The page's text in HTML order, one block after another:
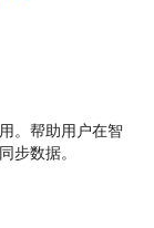
。帮助用户在智
步数据。